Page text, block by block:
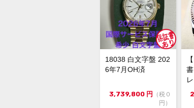
18038 白文字盤 202
6年7月OH済
3,739,800 円
（税０
円）